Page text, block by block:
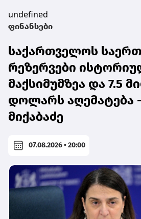
undefined
ფინანსები
საქართველოს
რეზერვები
მაქსიმუმზეა და 7.5
დოლარს აღემატება
მიქაბაძე
07.08.2026 • 20:00